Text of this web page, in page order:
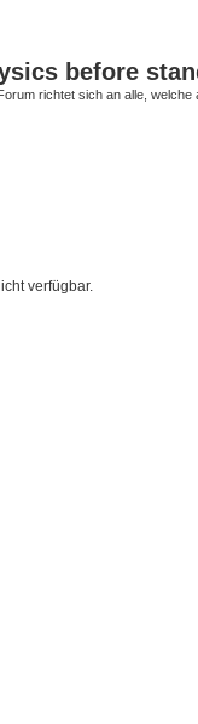
before
richtet sich an alle,
verfügbar.